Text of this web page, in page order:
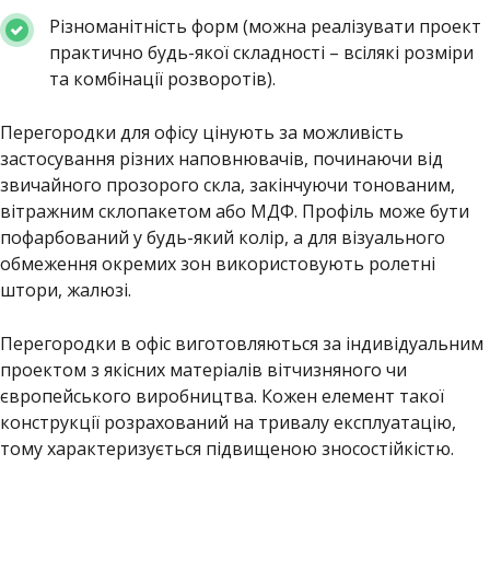
Різноманітність форм (можна реалізувати проект
практично будь-якої складності – всілякі розміри
та комбінації розворотів).
Перегородки для офісу цінують за можливість
застосування різних наповнювачів, починаючи від
звичайного прозорого скла, закінчуючи тонованим,
вітражним склопакетом або МДФ. Профіль може бути
пофарбований у будь-який колір, а для візуального
обмеження окремих зон використовують ролетні
штори, жалюзі.
Перегородки в офіс виготовляються за індивідуальним
проектом з якісних матеріалів вітчизняного чи
європейського виробництва. Кожен елемент такої
конструкції розрахований на тривалу експлуатацію,
тому характеризується підвищеною зносостійкістю.